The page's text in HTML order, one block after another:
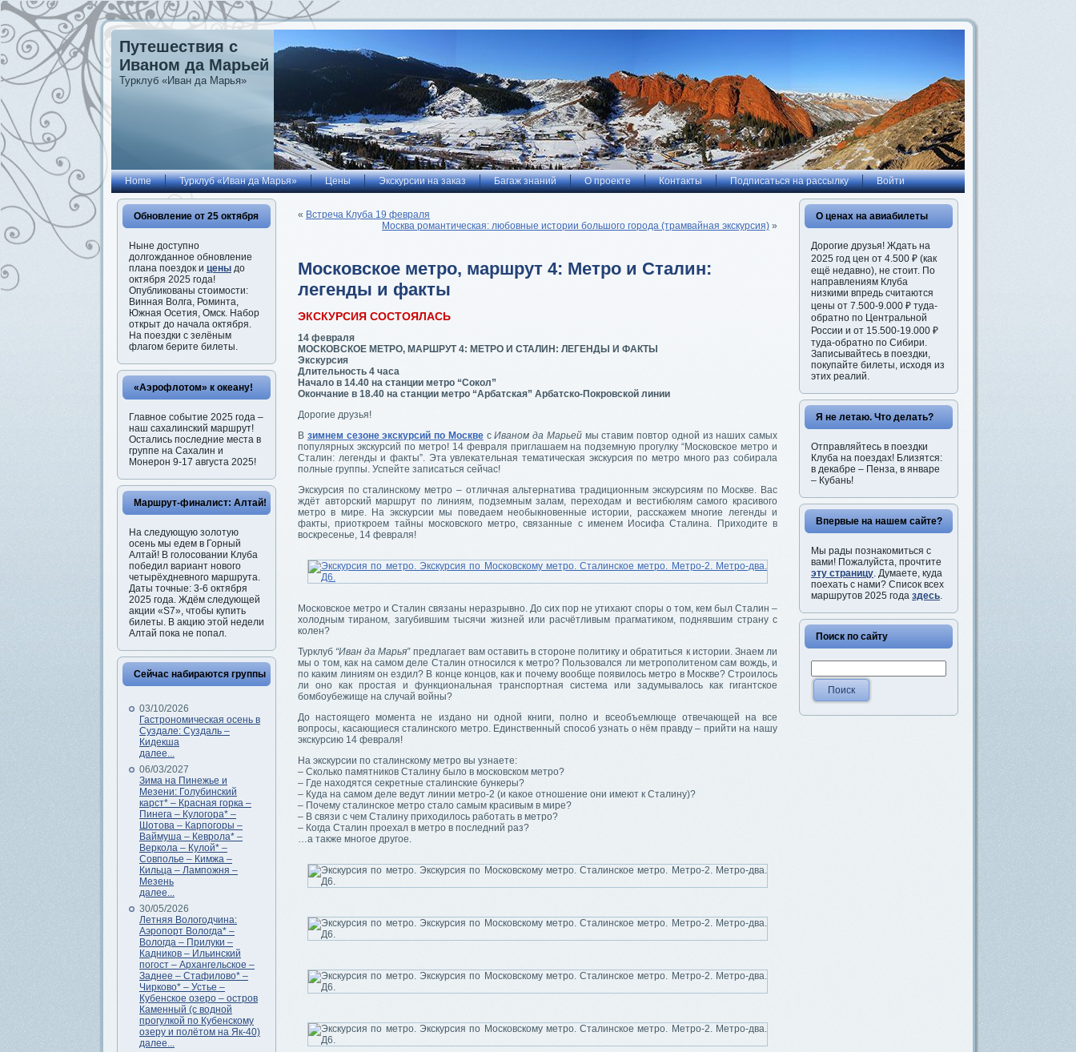
Путешествия с
Иваном да Марьей
Турклуб «Иван да Марья»
Home Турклуб «Иван да Марья» Цены Экскурсии на заказ Багаж знаний О проекте Контакты Подписаться на рассылку Войти
Обновление от 25 октября
Ныне доступно
долгожданное обновление
плана поездок и цены до
октября 2025 года!
Опубликованы стоимости:
Винная Волга, Роминта,
Южная Осетия, Омск. Набор
открыт до начала октября.
На поездки с зелёным
флагом берите билеты.
«Аэрофлотом» к океану!
Главное событие 2025 года –
наш сахалинский маршрут!
Остались последние места в
группе на Сахалин и
Монерон 9-17 августа 2025!
Маршрут-финалист: Алтай!
На следующую золотую
осень мы едем в Горный
Алтай! В голосовании Клуба
победил вариант нового
четырёхдневного маршрута.
Даты точные: 3-6 октября
2025 года. Ждём следующей
акции «S7», чтобы купить
билеты. В акцию этой недели
Алтай пока не попал.
Сейчас набираются группы
03/10/2026
Гастрономическая осень в
Суздале: Суздаль –
Кидекша
далее...
06/03/2027
Зима на Пинежье и
Мезени: Голубинский
карст* – Красная горка –
Пинега – Кулогора* –
Шотова – Карпогоры –
Ваймуша – Кеврола* –
Веркола – Кулой* –
Совполье – Кимжа –
Кильца – Лампожня –
Мезень
далее...
30/05/2026
Летняя Вологодчина:
Аэропорт Вологда* –
Вологда – Прилуки –
Кадников – Ильинский
погост – Архангельское –
Заднее – Стафилово* –
Чирково* – Устье –
Кубенское озеро – остров
Каменный (с водной
прогулкой по Кубенскому
озеру и полётом на Як-40)
далее...
« Встреча Клуба 19 февраля
Москва романтическая: любовные истории большого города (трамвайная экскурсия) »
Московское метро, маршрут 4: Метро и Сталин:
легенды и факты
ЭКСКУРСИЯ СОСТОЯЛАСЬ
14 февраля
МОСКОВСКОЕ МЕТРО, МАРШРУТ 4: МЕТРО И СТАЛИН: ЛЕГЕНДЫ И ФАКТЫ
Экскурсия
Длительность 4 часа
Начало в 14.40 на станции метро “Сокол”
Окончание в 18.40 на станции метро “Арбатская” Арбатско-Покровской линии
Дорогие друзья!
В зимнем сезоне экскурсий по МосквесИваном да Марьеймы ставим повтор одной из наших самых
популярных экскурсий по метро! 14 февраля приглашаем на подземную прогулку “Московское метро и
Сталин: легенды и факты”. Эта увлекательная тематическая экскурсия по метро много раз собирала
полные группы. Успейте записаться сейчас!
Экскурсия по сталинскому метро – отличная альтернатива традиционным экскурсиям по Москве. Вас
ждёт авторский маршрут по линиям, подземным залам, переходам и вестибюлям самого красивого
метро в мире. На экскурсии мы поведаем необыкновенные истории, расскажем многие легенды и
факты, приоткроем тайны московского метро, связанные с именем Иосифа Сталина. Приходите в
воскресенье, 14 февраля!
Московское метро и Сталин связаны неразрывно. До сих пор не утихают споры о том, кем был Сталин –
холодным тираном, загубившим тысячи жизней или расчётливым прагматиком, поднявшим страну с
колен?
Турклуб “Иван да Марья”предлагает вам оставить в стороне политику и обратиться к истории. Знаем ли
мы о том, как на самом деле Сталин относился к метро? Пользовался ли метрополитеном сам вождь, и
по каким линиям он ездил? В конце концов, как и почему вообще появилось метро в Москве? Строилось
ли оно как простая и функциональная транспортная система или задумывалось как гигантское
бомбоубежище на случай войны?
До настоящего момента не издано ни одной книги, полно и всеобъемлюще отвечающей на все
вопросы, касающиеся сталинского метро. Единственный способ узнать о нём правду – прийти на нашу
экскурсию 14 февраля!
На экскурсии по сталинскому метро вы узнаете:
– Сколько памятников Сталину было в московском метро?
– Где находятся секретные сталинские бункеры?
– Куда на самом деле ведут линии метро-2 (и какое отношение они имеют к Сталину)?
– Почему сталинское метро стало самым красивым в мире?
– В связи с чем Сталину приходилось работать в метро?
– Когда Сталин проехал в метро в последний раз?
…а также многое другое.
О ценах на авиабилеты
Дорогие друзья! Ждать на
2025 год цен от 4.500 ₽ (как
ещё недавно), не стоит. По
направлениям Клуба
низкими впредь считаются
цены от 7.500-9.000 ₽ туда-
обратно по Центральной
России и от 15.500-19.000 ₽
туда-обратно по Сибири.
Записывайтесь в поездки,
покупайте билеты, исходя из
этих реалий.
Я не летаю. Что делать?
Отправляйтесь в поездки
Клуба на поездах! Близятся:
в декабре – Пенза, в январе
– Кубань!
Впервые на нашем сайте?
Мы рады познакомиться с
вами! Пожалуйста, прочтите
эту страницу. Думаете, куда
поехать с нами? Список всех
маршрутов 2025 года здесь.
Поиск по сайту